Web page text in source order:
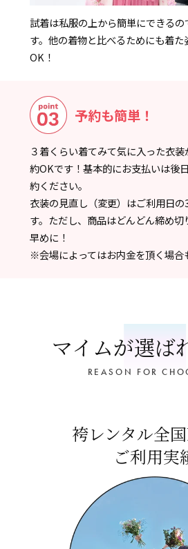
試着は私服の上から簡単にできる
す。他の着物と比べるためにも着
OK！
予約も簡単！
３着くらい着てみて気に入った衣
約OKです！基本的にお支払いは後
約ください。
衣装の見直し（変更）はご利用日
す。ただし、商品はどんどん締め
早めに！
※会場によってはお内金を頂く場合
マイムが選ば
REASON FOR
袴レンタル全
ご利用実